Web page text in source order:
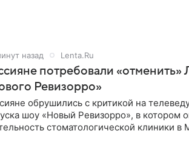
назад Lenta.Ru
потребовали «отменить»
Ревизорро»
обрушились с критикой на
шоу «Новый Ревизорро», в котором
стоматологической клиники в